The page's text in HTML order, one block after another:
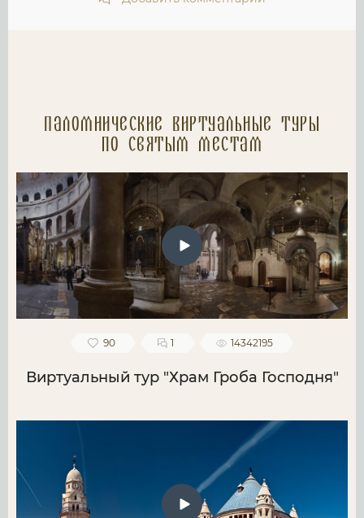
Паломнические Виртуальные туры
по святым местам
90 1 14342195
Виртуальный тур "Храм Гроба Господня"